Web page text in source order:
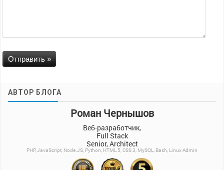
АВТОР БЛОГА
Роман Чернышов
Веб-разработчик,
Full Stack
Senior, Architect
PHP, JavaScript, Node.JS, Python, HTML 5, CSS 3, MySQL, Bash, Linux Admin